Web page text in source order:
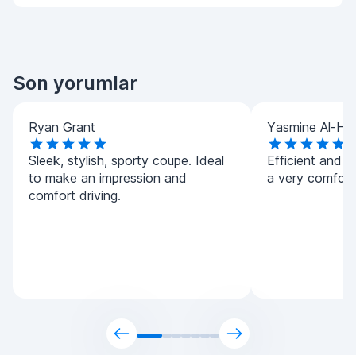
Son yorumlar
Ryan Grant
Sleek, stylish, sporty coupe. Ideal
to make an impression and
comfort driving.
Yasmine Al-
Efficient and
a very